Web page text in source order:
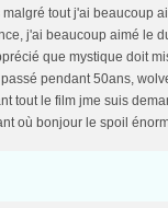
tout j'ai beaucoup
j'ai beaucoup aimé le
que mystique doit
pendant 50ans,
tout le film jme suis
où bonjour le spoil